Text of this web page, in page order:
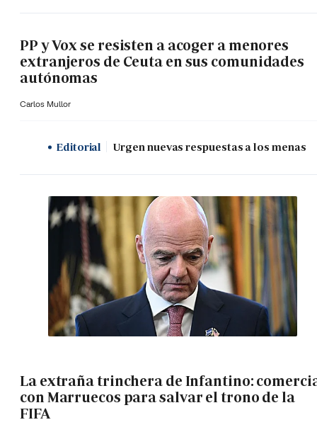
PP y Vox se resisten a acoger a menores
extranjeros de Ceuta en sus comunidades
autónomas
Carlos Mullor
Editorial Urgen nuevas respuestas a los menas
La extraña trinchera de Infantino:
con Marruecos para salvar el trono de la
FIFA